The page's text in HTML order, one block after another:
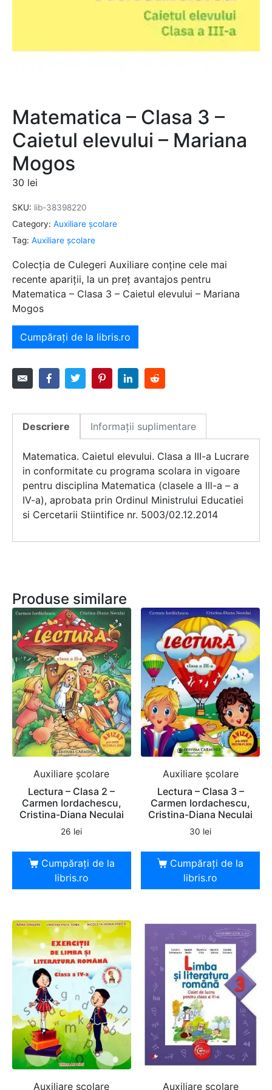
Matematica – Clasa 3 –
Caietul elevului – Mariana
Mogos
30 lei
SKU: lib-38398220
Category: Auxiliare şcolare
Tag: Auxiliare şcolare
Colecția de Culegeri Auxiliare conține cele mai
recente apariții, la un preț avantajos pentru
Matematica – Clasa 3 – Caietul elevului – Mariana
Mogos
Cumpărați de la libris.ro
Descriere Informații suplimentare
Matematica. Caietul elevului. Clasa a III-a Lucrare
in conformitate cu programa scolara in vigoare
pentru disciplina Matematica (clasele a lll-a – a
IV-a), aprobata prin Ordinul Ministrului Educatiei
si Cercetarii Stiintifice nr. 5003/02.12.2014
Produse similare
Auxiliare şcolare
Lectura – Clasa 2 –
Carmen Iordachescu,
Cristina-Diana Neculai
26 lei
Cumpărați de la
libris.ro
Auxiliare şcolare
Lectura – Clasa 3 –
Carmen Iordachescu,
Cristina-Diana Neculai
30 lei
Cumpărați de la
libris.ro
Auxiliare şcolare Auxiliare şcolare